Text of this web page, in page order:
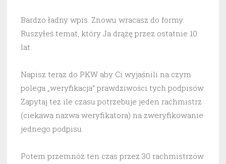
Bardzo ładny wpis. Znowu wracasz do formy.
Ruszyłeś temat, który Ja drążę przez ostatnie 10
lat.
Napisz teraz do PKW aby Ci wyjaśnili na czym
polega „weryfikacja” prawdziwości tych podpisów.
Zapytaj też ile czasu potrzebuje jeden rachmistrz
(ciekawa nazwa weryfikatora) na zweryfikowanie
jednego podpisu.
Potem przemnóż ten czas przez 30 rachmistrzów